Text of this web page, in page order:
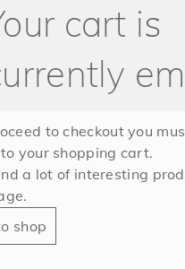
cart is
to checkout you
your shopping cart.
a lot of interesting
shop